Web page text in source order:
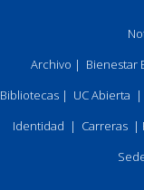
Archivo | Bienestar
Bibliotecas| UC Abierta |
Identidad | Carreras|